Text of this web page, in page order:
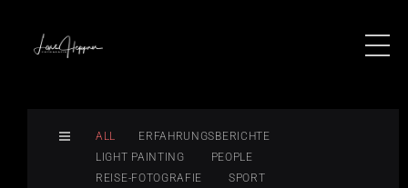
ALL
ERFAHRUNGSBERICHTE
LIGHT PAINTING
PEOPLE
REISE-FOTOGRAFIE
SPORT